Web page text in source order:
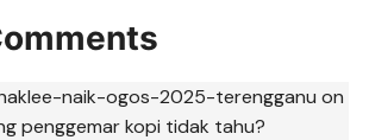
naik-ogos-2025-terengganu on
penggemar kopi tidak tahu?